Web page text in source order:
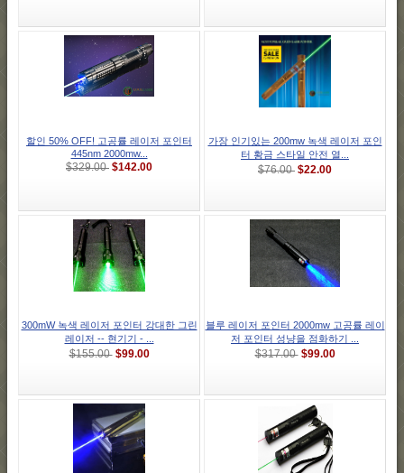
할인 50% OFF! 고공률 레이저 포인터
445nm 2000mw...
$329.00 $142.00
가장 인기있는 200mw 녹색 레이저 포인
터 황금 스타일 안전 열...
$76.00 $22.00
300mW 녹색 레이저 포인터 강대한 그린
레이저 -- 현기기 - ...
$155.00 $99.00
블루 레이저 포인터 2000mw 고공률 레이
저 포인터 성냥을 점화하기 ...
$317.00 $99.00